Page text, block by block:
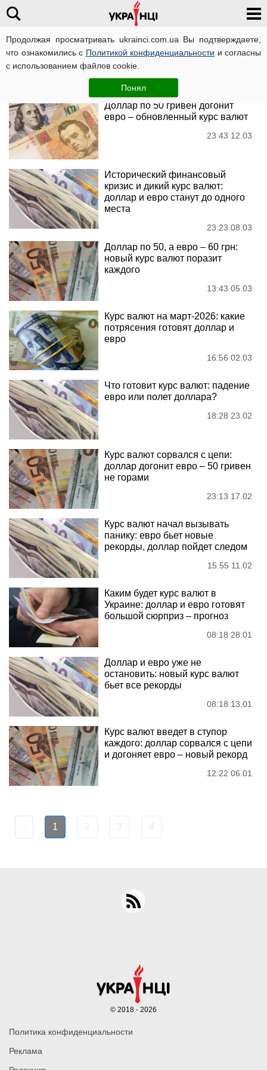
Продолжая просматривать ukrainci.com.ua Вы подтверждаете,
что ознакомились с Политикой конфиденциальности и согласны
с использованием файлов cookie.
Понял
Курс валют
Доллар по 50 гривен догонит
евро – обновленный курс валют
23:43 12.03
Исторический финансовый
кризис и дикий курс валют:
доллар и евро станут до одного
места
23:23 08.03
Доллар по 50, а евро – 60 грн:
новый курс валют поразит
каждого
13:43 05.03
Курс валют на март-2026: какие
потрясения готовят доллар и
евро
16:56 02.03
Что готовит курс валют: падение
евро или полет доллара?
18:28 23.02
Курс валют сорвался с цепи:
доллар догонит евро – 50 гривен
не горами
23:13 17.02
Курс валют начал вызывать
панику: евро бьет новые
рекорды, доллар пойдет следом
15:55 11.02
Каким будет курс валют в
Украине: доллар и евро готовят
большой сюрприз – прогноз
08:18 28.01
Доллар и евро уже не
остановить: новый курс валют
бьет все рекорды
08:18 13.01
Курс валют введет в ступор
каждого: доллар сорвался с цепи
и догоняет евро – новый рекорд
12:22 06.01
1
Политика конфиденциальности
Реклама
© 2018 - 2026